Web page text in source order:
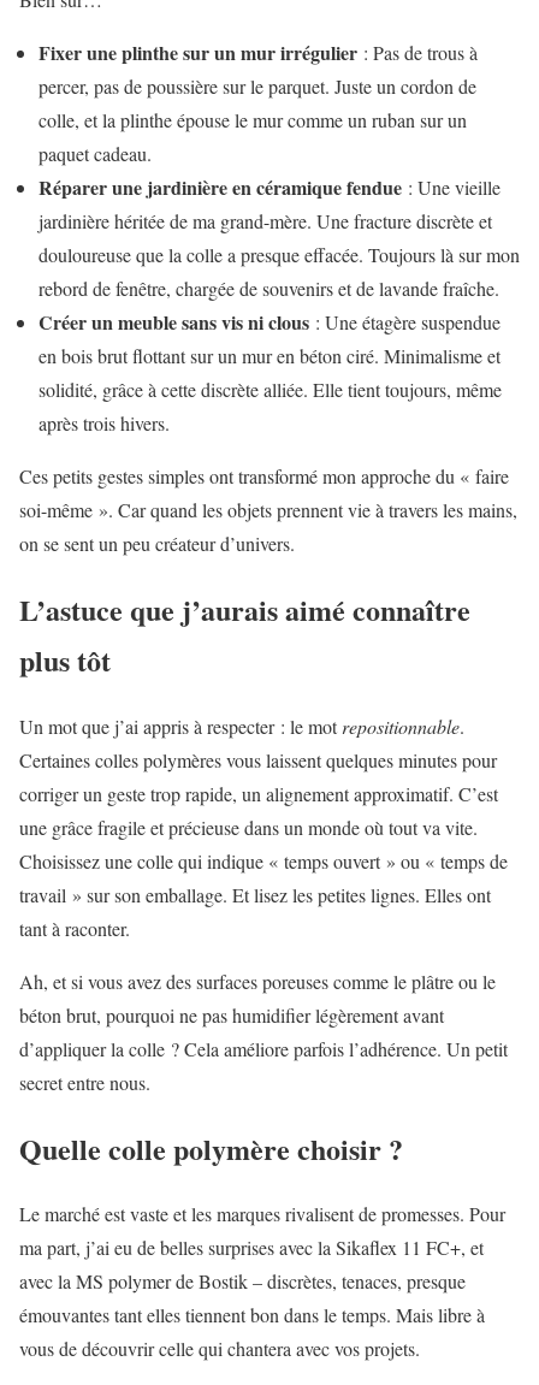
Fixer une plinthe sur un mur irrégulier : Pas de trous à
percer, pas de poussière sur le parquet. Juste un cordon de
colle, et la plinthe épouse le mur comme un ruban sur un
paquet cadeau.
Réparer une jardinière en céramique fendue : Une vieille
jardinière héritée de ma grand-mère. Une fracture discrète et
douloureuse que la colle a presque effacée. Toujours là sur mon
rebord de fenêtre, chargée de souvenirs et de lavande fraîche.
Créer un meuble sans vis ni clous : Une étagère suspendue
en bois brut flottant sur un mur en béton ciré. Minimalisme et
solidité, grâce à cette discrète alliée. Elle tient toujours, même
après trois hivers.
Ces petits gestes simples ont transformé mon approche du « faire
soi-même ». Car quand les objets prennent vie à travers les mains,
on se sent un peu créateur d’univers.
L’astuce que j’aurais aimé connaître
plus tôt
Un mot que j’ai appris à respecter : le motrepositionnable.
Certaines colles polymères vous laissent quelques minutes pour
corriger un geste trop rapide, un alignement approximatif. C’est
une grâce fragile et précieuse dans un monde où tout va vite.
Choisissez une colle qui indique « temps ouvert » ou « temps de
travail » sur son emballage. Et lisez les petites lignes. Elles ont
tant à raconter.
Ah, et si vous avez des surfaces poreuses comme le plâtre ou le
béton brut, pourquoi ne pas humidifier légèrement avant
d’appliquer la colle ? Cela améliore parfois l’adhérence. Un petit
secret entre nous.
Quelle colle polymère choisir ?
Le marché est vaste et les marques rivalisent de promesses. Pour
ma part, j’ai eu de belles surprises avec la Sikaflex 11 FC+, et
avec la MS polymer de Bostik – discrètes, tenaces, presque
émouvantes tant elles tiennent bon dans le temps. Mais libre à
vous de découvrir celle qui chantera avec vos projets.